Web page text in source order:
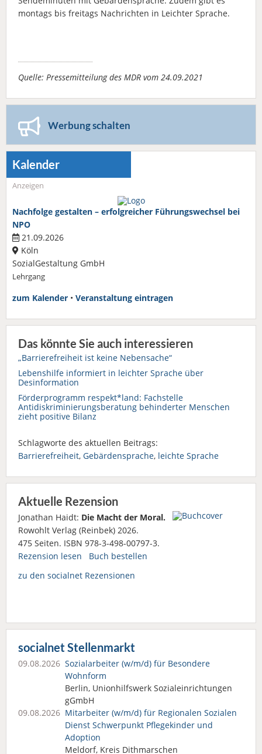
montags bis freitags Nachrichten in Leichter Sprache.
Quelle: Pressemitteilung des MDR vom 24.09.2021
Werbung schalten
Kalender
Anzeigen
Nachfolge gestalten – erfolgreicher Führungswechsel bei
NPO
21.09.2026
Köln
SozialGestaltung GmbH
Lehrgang
zum Kalender • Veranstaltung eintragen
Das könnte Sie auch interessieren
„Barrierefreiheit ist keine Nebensache“
Lebenshilfe informiert in leichter Sprache über
Desinformation
Förderprogramm respekt*land: Fachstelle
Antidiskriminierungsberatung behinderter Menschen
zieht positive Bilanz
Schlagworte des aktuellen Beitrags:
Barrierefreiheit, Gebärdensprache, leichte Sprache
Aktuelle Rezension
Jonathan Haidt: Die Macht der Moral.
Rowohlt Verlag (Reinbek) 2026.
475 Seiten. ISBN 978-3-498-00797-3.
Rezension lesen
Buch bestellen
zu den socialnet Rezensionen
socialnet Stellenmarkt
09.08.2026 Sozialarbeiter (w/m/d) für Besondere
Wohnform
Berlin, Unionhilfswerk Sozialeinrichtungen
gGmbH
09.08.2026 Mitarbeiter (w/m/d) für Regionalen Sozialen
Dienst Schwerpunkt Pflegekinder und
Adoption
Meldorf, Kreis Dithmarschen